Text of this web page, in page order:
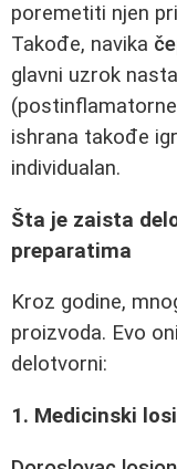
poremetiti njen
Takođe, navika
glavni uzrok
ishrana takođe
individualan.
Šta je zaista
preparatima
Kroz godine,
proizvoda. Evo
delotvorni:
1. Medicinski